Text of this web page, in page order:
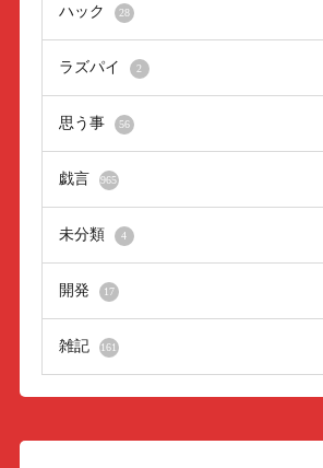
ハック 28
ラズパイ 2
思う事 56
戯言 965
未分類 4
開発 17
雑記 161